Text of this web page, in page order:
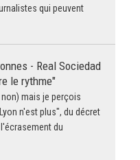
qui peuvent
- Real Sociedad
le rythme"
mais je perçois
n'est plus", du décret
du